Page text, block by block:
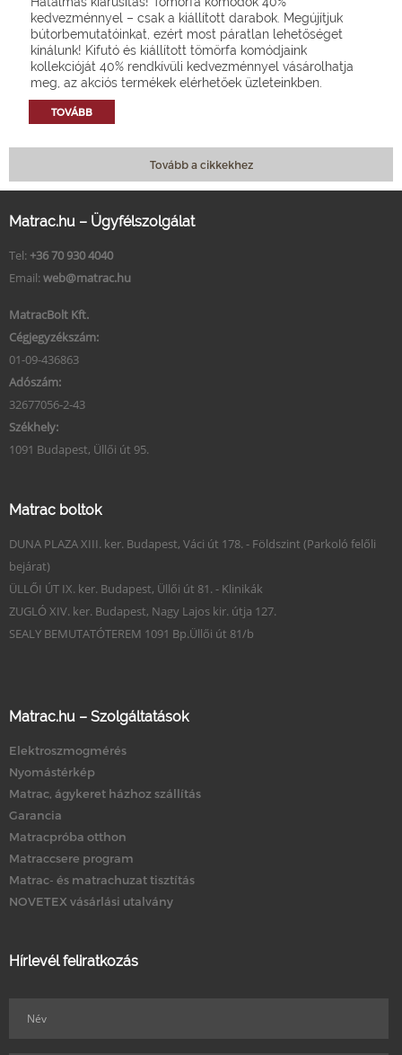
kedvezménnyel – csak a kiállított darabok. Megújítjuk
bútorbemutatóinkat, ezért most páratlan lehetőséget
kínálunk! Kifutó és kiállított tömörfa komódjaink
kollekcióját 40% rendkívüli kedvezménnyel vásárolhatja
meg, az akciós termékek elérhetőek üzleteinkben.
TOVÁBB
Tovább a cikkekhez
Matrac.hu – Ügyfélszolgálat
Tel: +36 70 930 4040
Email: web@matrac.hu
MatracBolt Kft.
Cégjegyzékszám:
01-09-436863
Adószám:
32677056-2-43
Székhely:
1091 Budapest, Üllői út 95.
Matrac boltok
DUNA PLAZA XIII. ker. Budapest, Váci út 178. - Földszint (Parkoló felőli
bejárat)
ÜLLŐI ÚT IX. ker. Budapest, Üllői út 81. - Klinikák
ZUGLÓ XIV. ker. Budapest, Nagy Lajos kir. útja 127.
SEALY BEMUTATÓTEREM 1091 Bp.Üllői út 81/b
Matrac.hu – Szolgáltatások
Elektroszmogmérés
Nyomástérkép
Matrac, ágykeret házhoz szállítás
Garancia
Matracpróba otthon
Matraccsere program
Matrac- és matrachuzat tisztítás
NOVETEX vásárlási utalvány
Hírlevél feliratkozás